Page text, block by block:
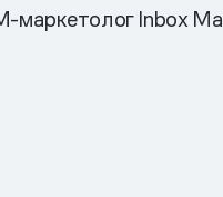
маркетолог Inbox